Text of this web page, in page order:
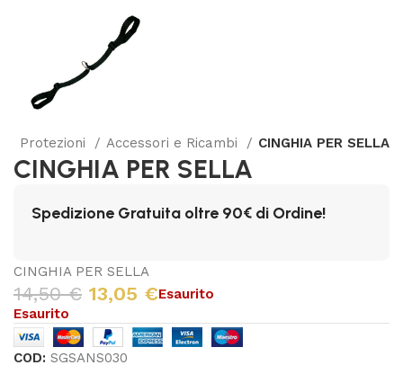
Protezioni Accessori e Ricambi CINGHIA PER SELLA
CINGHIA PER SELLA
Spedizione Gratuita oltre 90€ di Ordine!
CINGHIA PER SELLA
14,50€ 13,05 €Esaurito
Esaurito
COD:SGSANS030